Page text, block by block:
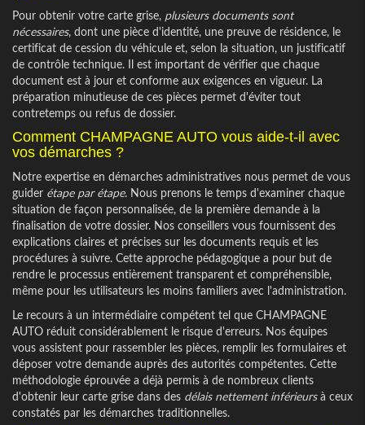
Pour obtenir votre carte grise, plusieurs documents sont
nécessaires, dont une pièce d'identité, une preuve de résidence, le
certificat de cession du véhicule et, selon la situation, un justificatif
de contrôle technique. Il est important de vérifier que chaque
document est à jour et conforme aux exigences en vigueur. La
préparation minutieuse de ces pièces permet d'éviter tout
contretemps ou refus de dossier.
Comment CHAMPAGNE AUTO vous aide-t-il avec
vos démarches ?
Notre expertise en démarches administratives nous permet de vous
guider étape par étape. Nous prenons le temps d'examiner chaque
situation de façon personnalisée, de la première demande à la
finalisation de votre dossier. Nos conseillers vous fournissent des
explications claires et précises sur les documents requis et les
procédures à suivre. Cette approche pédagogique a pour but de
rendre le processus entièrement transparent et compréhensible,
même pour les utilisateurs les moins familiers avec l'administration.
Le recours à un intermédiaire compétent tel que CHAMPAGNE
AUTO réduit considérablement le risque d'erreurs. Nos équipes
vous assistent pour rassembler les pièces, remplir les formulaires et
déposer votre demande auprès des autorités compétentes. Cette
méthodologie éprouvée a déjà permis à de nombreux clients
d'obtenir leur carte grise dans des délais nettement inférieursà ceux
constatés par les démarches traditionnelles.